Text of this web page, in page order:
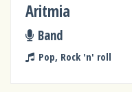
Aritmia
Band
Pop, Rock 'n' roll